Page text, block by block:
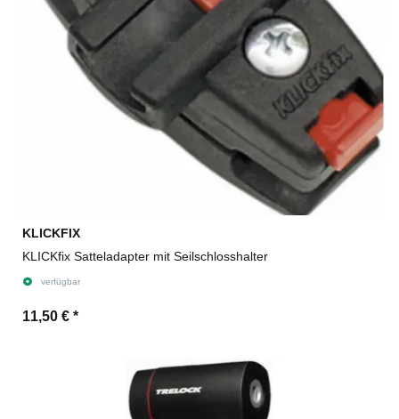
KLICKFIX
KLICKfix Satteladapter mit Seilschlosshalter
verfügbar
11,50 € *